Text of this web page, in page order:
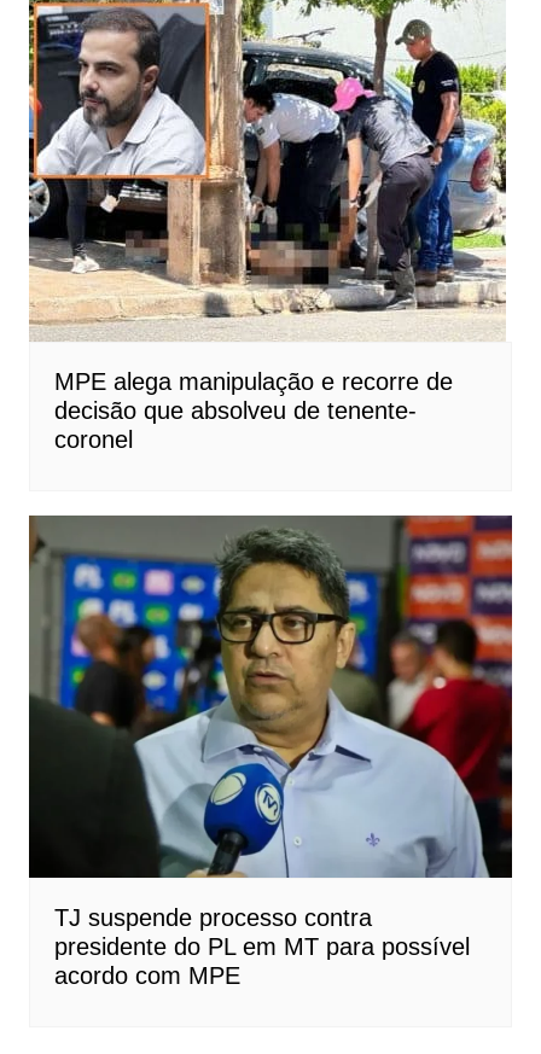
MPE alega manipulação e recorre de
decisão que absolveu de tenente-
coronel
TJ suspende processo contra
presidente do PL em MT para possível
acordo com MPE